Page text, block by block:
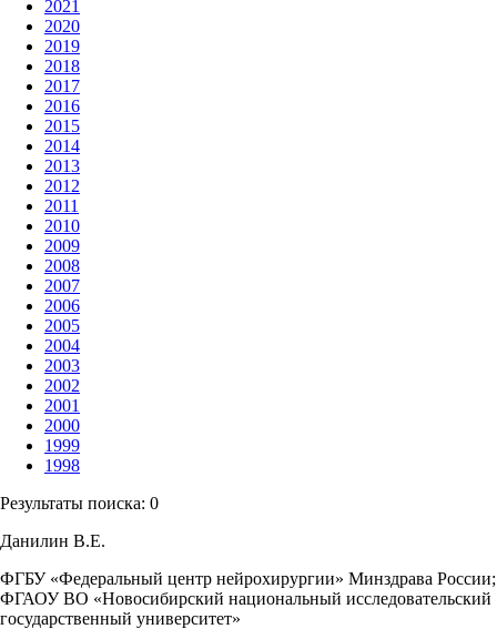
2021
2020
2019
2018
2017
2016
2015
2014
2013
2012
2011
2010
2009
2008
2007
2006
2005
2004
2003
2002
2001
2000
1999
1998
Результаты поиска: 0
Данилин В.Е.
ФГБУ «Федеральный центр нейрохирургии» Минздрава России;
ФГАОУ ВО «Новосибирский национальный исследовательский
государственный университет»